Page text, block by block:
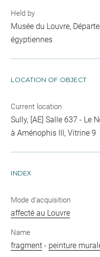
Held by
Musée du Louvre,
égyptiennes
LOCATION OF OBJECT
Current location
Sully, [AE] Salle 637 - Le
à Aménophis III, Vitrine 9
INDEX
Mode d'acquisition
affecté au Louvre
Name
fragment - peinture